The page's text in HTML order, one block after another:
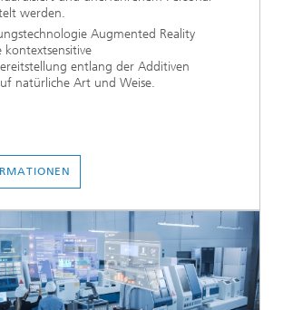
werden.
Augmented Reality
entlang der Additiven
natürliche Art und Weise.